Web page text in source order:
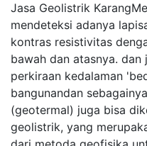
Jasa Geolistrik
mendeteksi adanya
kontras resistivitas
bawah dan atasnya.
perkiraan kedalaman
bangunandan
(geotermal) juga bisa
geolistrik, yang